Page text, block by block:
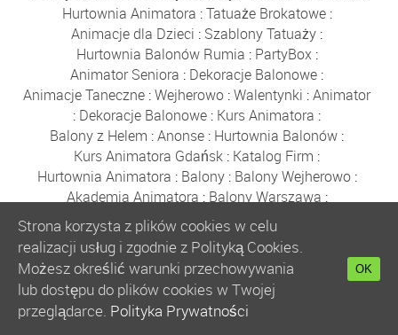
Hurtownia Animatora :Tatuaże Brokatowe:
Animacje dla Dzieci : Szablony Tatuaży :
Hurtownia Balonów Rumia : PartyBox:
Animator Seniora : Dekoracje Balonowe :
Animacje Taneczne :Wejherowo :Walentynki :Animator
: Dekoracje Balonowe : Kurs Animatora :
Balony z Helem :Anonse : Hurtownia Balonów :
Kurs Animatora Gdańsk : Katalog Firm :
Hurtownia Animatora : Balony: Balony Wejherowo:
Akademia Animatora : Balony Warszawa :
Bańki Mydlane
Hurtownia Balonów :
Gdynia:Sklep z Balonami Rumia:Boże Narodzenie
Balony Poznań:Zabawki:Balony Kraków
Balony Wrocław:Balony Łódź:Kurs Animatora
:
Kurs Animatora Online:Polecany Sklep
Kurs Animatora Zabaw dla Dzieci Online
Strona korzysta z plików cookies w celu
realizacji usług i zgodnie z Polityką Cookies.
Możesz określić warunki przechowywania
lub dostępu do plików cookies w Twojej
przeglądarce. Polityka Prywatności
OK